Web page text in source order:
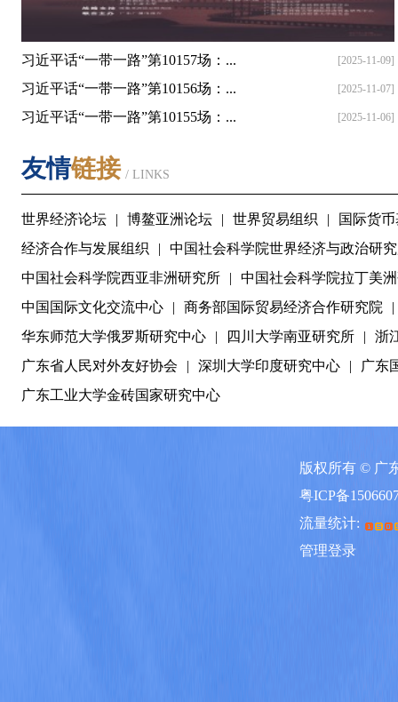
习近平话“一带一路”第10157场：... [2025-11-09]
习近平话“一带一路”第10156场：... [2025-11-07]
习近平话“一带一路”第10155场：... [2025-11-06]
友情链接 / LINKS
世界经济论坛 | 博鳌亚洲论坛 | 世界贸易组织 |
国际货
经济合作与发展组织
|
中国社会科学院世界经济与政治研
中国社会科学院西亚非洲研究所
|
中国社会科学院拉丁美
中国国际文化交流中心
| 商务部国际贸易经济合作研究院
|
华东师范大学俄罗斯研究中心
| 四川大学南亚研究所 |
浙
广东省人民对外友好协会
| 深圳大学印度研究中心 |
广东
广东工业大学金砖国家研究中心
版权所有 © 广
粤ICP备
流量统计:
管理登录